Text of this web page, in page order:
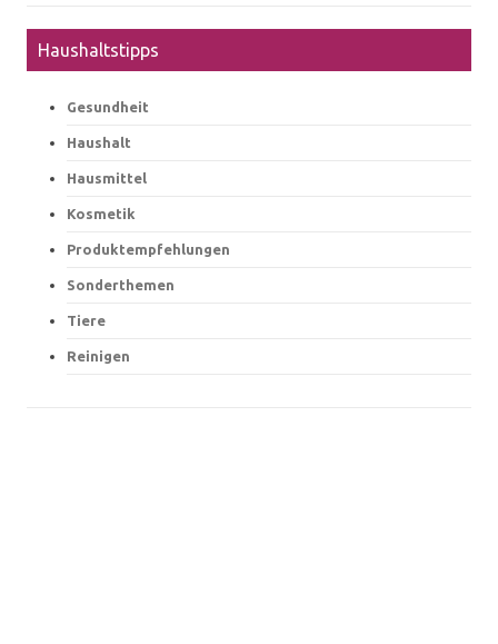
Haushaltstipps
Gesundheit
Haushalt
Hausmittel
Kosmetik
Produktempfehlungen
Sonderthemen
Tiere
Reinigen